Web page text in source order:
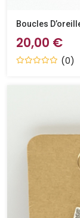
Boucles
20,00 €
(0)